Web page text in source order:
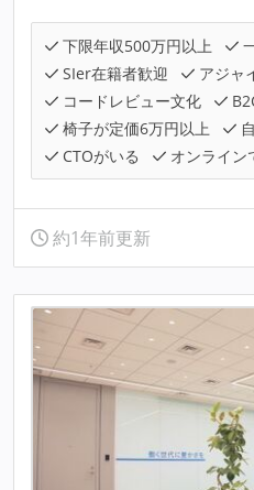
下限年収500万円以上
SIer在籍者歓迎
アジャ
コードレビュー文化
椅子が定価6万円以上
CTOがいる
オンライン
約1年前更新